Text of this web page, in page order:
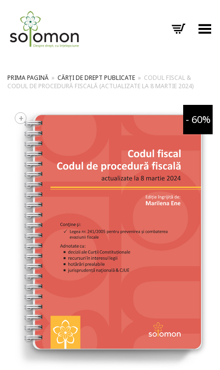
Toggle Menu
PRIMA PAGINĂ » CĂRȚI DE DREPT PUBLICATE » CODUL FISCAL &
CODUL DE PROCEDURĂ FISCALĂ (ACTUALIZATE LA 8 MARTIE 2024)
- 60%
+